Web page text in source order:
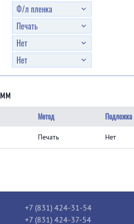
Метод Подложка
Печать Нет
+7 (831) 424-31-54
+7 (831) 424-37-54